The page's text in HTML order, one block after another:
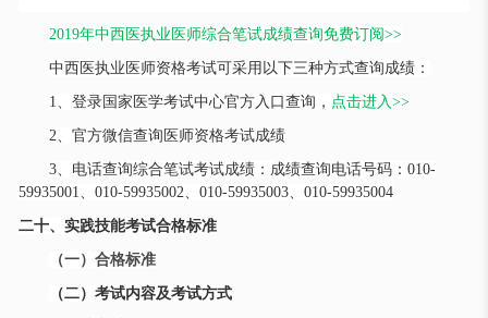
2019年中西医执业医师综合笔试成绩查询免费订阅>>
中西医执业医师资格考试可采用以下三种方式查询成绩：
1、登录国家医学考试中心官方入口查询， 点击进入>>
2、官方微信查询医师资格考试成绩
3、电话查询综合笔试考试成绩：成绩查询电话号码：010-
59935001、010-59935002、010-59935003、010-59935004
二十、实践技能考试合格标准
（一）合格标准
（二）考试内容及考试方式